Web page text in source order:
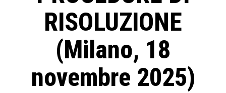
RISOLUZIONE
(Milano, 18
novembre 2025)